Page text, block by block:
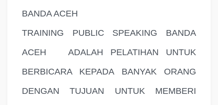
BANDA ACEH
TRAINING PUBLIC SPEAKING BANDA
ACEH
ADALAH PELATIHAN UNTUK
BERBICARA KEPADA BANYAK ORANG
DENGAN TUJUAN UNTUK MEMBERI